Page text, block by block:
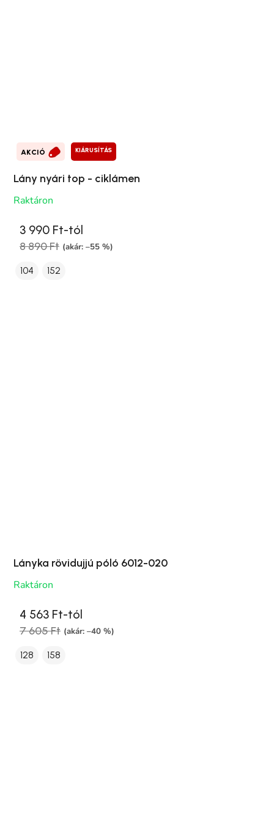
AKCIÓ KIÁRUSÍTÁS
Lány nyári top - ciklámen
Raktáron
3 990 Ft-tól
8 890 Ft (akár: –55 %)
104 152
Lányka rövidujjú póló 6012-020
Raktáron
4 563 Ft-tól
7 605 Ft (akár: –40 %)
128 158